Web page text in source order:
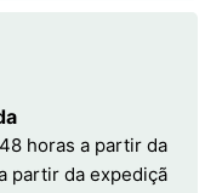
horas a partir da
partir da expediçã